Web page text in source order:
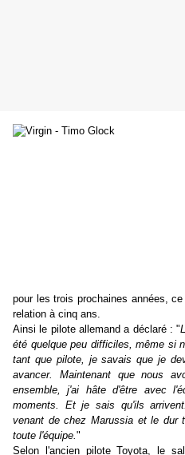
pour les trois prochaines années,
relation à cinq ans.
Ainsi le pilote allemand a déclaré : "
été quelque peu difficiles, même si
tant que pilote, je savais que je
avancer. Maintenant que nous
ensemble, j'ai hâte d'être avec
moments. Et je sais qu'ils
venant de chez Marussia et le dur
toute l'équipe."
Selon l'ancien pilote Toyota, le